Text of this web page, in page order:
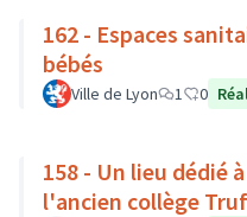
162 - Espaces
bébés
Ville de Lyon 1 0
158 - Un lieu dédié
l'ancien collège